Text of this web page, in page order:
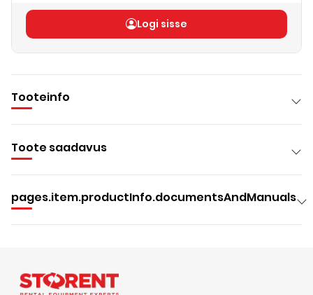
Logi sisse
Tooteinfo
Toote saadavus
pages.item.productInfo.documentsAndManuals